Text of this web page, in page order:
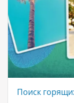
Поиск